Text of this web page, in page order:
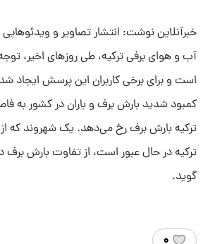
خبرآنلاین نوشت: انتشار تصاویر و
آب و هوای برفی ترکیه، طی روزهای اخیر، توجه
است و برای برخی کاربران این پرسش ایجاد
کمبود شدید بارش برف و باران در کشور به
ترکیه بارش برف رخ می‌دهد. یک شهروند که از
ترکیه در حال عبور است، از تفاوت بارش برف
گوید.